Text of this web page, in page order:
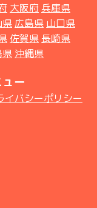
大阪府 兵庫県
県 広島県 山口県
佐賀県 長崎県
県 沖縄県
ー
イバシーポリシー